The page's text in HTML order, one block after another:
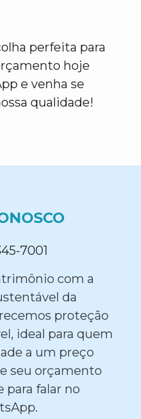
perfeita para
hoje
e venha se
qualidade!
7001
com a
da
proteção
ideal para quem
a um preço
seu orçamento
para falar no